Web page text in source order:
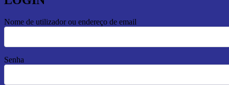
Nome de utilizador ou endereço de email
Senha